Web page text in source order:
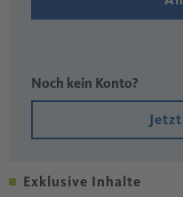
Noch kein Konto?
Exklusive Inhalte